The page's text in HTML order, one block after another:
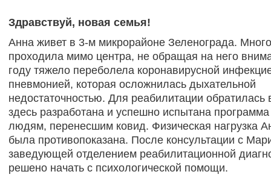
Здравствуй, новая семья!
Анна живет в 3-м микрорайоне Зеленограда.
проходила мимо центра, не обращая на него
году тяжело переболела коронавирусной
пневмонией, которая осложнилась дыхательной
недостаточностью. Для реабилитации обратилась
здесь разработана и успешно испытана
людям, перенесшим ковид. Физическая нагрузка
была противопоказана. После консультации с
заведующей отделением реабилитационной
решено начать с психологической помощи.